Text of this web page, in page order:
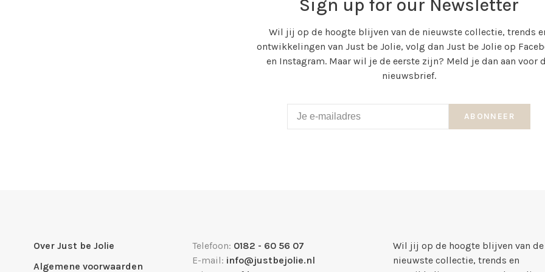
Sign up for our Newsletter
Wil jij op de hoogte blijven van de nieuwste collectie, trends
ontwikkelingen van Just be Jolie, volg dan Just be Jolie op
en Instagram. Maar wil je de eerste zijn? Meld je dan aan voor
nieuwsbrief.
ABONNEER
Over Just be Jolie
Algemene voorwaarden
Telefoon: 0182 - 60 56 07
E-mail: info@justbejolie.nl
Wil jij op de hoogte blijven van de
nieuwste collectie, trends en